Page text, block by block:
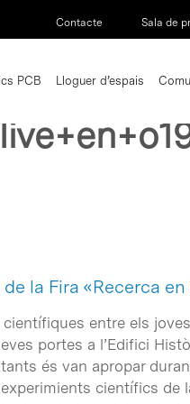
Contacte Sala de
PCB Lloguer d’espais
la Fira «Recerca
entre els
portes a l’Edifici
és van apropar
científics de